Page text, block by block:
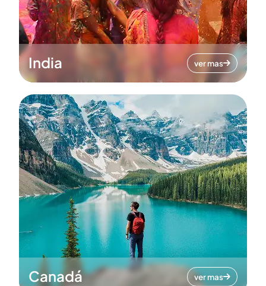
India ver mas
Canadá ver mas